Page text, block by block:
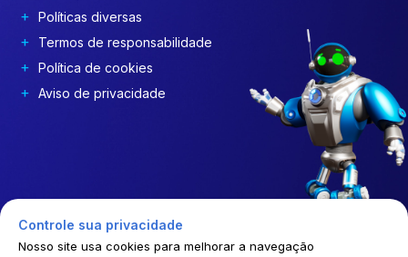
Políticas diversas
Termos de responsabilidade
Política de cookies
Aviso de privacidade
Controle sua privacidade
Nosso site usa cookies para melhorar a navegação